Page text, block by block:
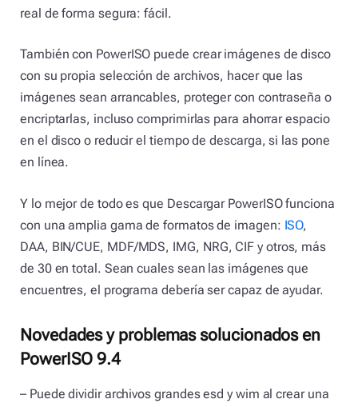
real de forma segura: fácil.
También con PowerISO puede crear imágenes de disco
con su propia selección de archivos, hacer que las
imágenes sean arrancables, proteger con contraseña o
encriptarlas, incluso comprimirlas para ahorrar espacio
en el disco o reducir el tiempo de descarga, si las pone
en línea.
Y lo mejor de todo es que Descargar PowerISO funciona
con una amplia gama de formatos de imagen: ISO,
DAA, BIN/CUE, MDF/MDS, IMG, NRG, CIF y otros, más
de 30 en total. Sean cuales sean las imágenes que
encuentres, el programa debería ser capaz de ayudar.
Novedades y problemas solucionados en
PowerISO 9.4
– Puede dividir archivos grandes esd y wim al crear una